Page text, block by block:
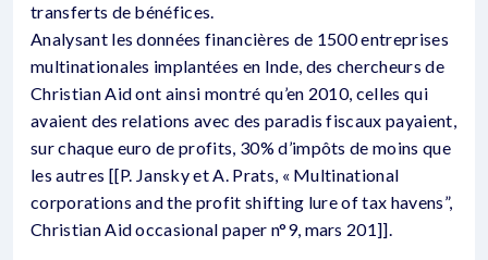
transferts de bénéfices.
Analysant les données financières de 1500 entreprises
multinationales implantées en Inde, des chercheurs de
Christian Aid ont ainsi montré qu’en 2010, celles qui
avaient des relations avec des paradis fiscaux payaient,
sur chaque euro de profits, 30% d’impôts de moins que
les autres [[P. Jansky et A. Prats, « Multinational
corporations and the profit shifting lure of tax havens”,
Christian Aid occasional paper n°9, mars 201]].